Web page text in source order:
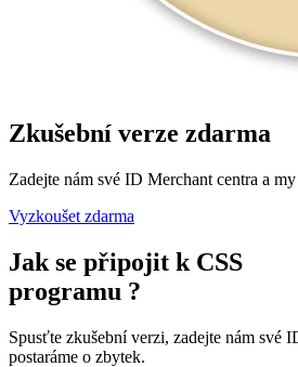
Zkušební verze zdarma
Zadejte nám své ID Merchant centra a
Vyzkoušet zdarma
Jak se připojit k CSS
programu ?
Spusťte zkušební verzi, zadejte nám své
postaráme o zbytek.